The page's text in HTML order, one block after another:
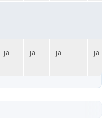
ja ja ja ja